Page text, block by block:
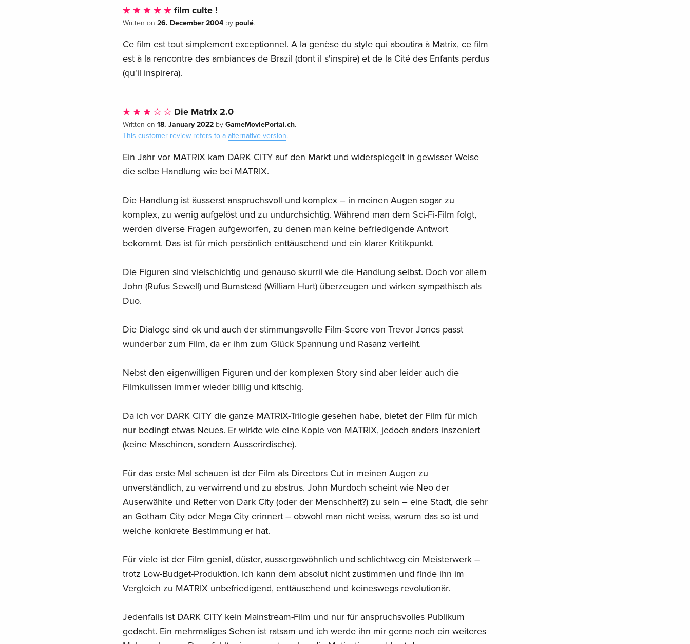
film culte !
Written on 26. December 2004by poulé.
Ce film est tout simplement exceptionnel. A la genèse du style qui aboutira à Matrix, ce film
est à la rencontre des ambiances de Brazil (dont il s'inspire) et de la Cité des Enfants perdus
(qu'il inspirera).
Die Matrix 2.0
Written on 18. January 2022by GameMoviePortal.ch.
This customer review refers to a alternative version.
Ein Jahr vor MATRIX kam DARK CITY auf den Markt und widerspiegelt in gewisser Weise
die selbe Handlung wie bei MATRIX.
Die Handlung ist äusserst anspruchsvoll und komplex – in meinen Augen sogar zu
komplex, zu wenig aufgelöst und zu undurchsichtig. Während man dem Sci-Fi-Film folgt,
werden diverse Fragen aufgeworfen, zu denen man keine befriedigende Antwort
bekommt. Das ist für mich persönlich enttäuschend und ein klarer Kritikpunkt.
Die Figuren sind vielschichtig und genauso skurril wie die Handlung selbst. Doch vor allem
John (Rufus Sewell) und Bumstead (William Hurt) überzeugen und wirken sympathisch als
Duo.
Die Dialoge sind ok und auch der stimmungsvolle Film-Score von Trevor Jones passt
wunderbar zum Film, da er ihm zum Glück Spannung und Rasanz verleiht.
Nebst den eigenwilligen Figuren und der komplexen Story sind aber leider auch die
Filmkulissen immer wieder billig und kitschig.
Da ich vor DARK CITY die ganze MATRIX-Trilogie gesehen habe, bietet der Film für mich
nur bedingt etwas Neues. Er wirkte wie eine Kopie von MATRIX, jedoch anders inszeniert
(keine Maschinen, sondern Ausserirdische).
Für das erste Mal schauen ist der Film als Directors Cut in meinen Augen zu
unverständlich, zu verwirrend und zu abstrus. John Murdoch scheint wie Neo der
Auserwählte und Retter von Dark City (oder der Menschheit?) zu sein – eine Stadt, die sehr
an Gotham City oder Mega City erinnert – obwohl man nicht weiss, warum das so ist und
welche konkrete Bestimmung er hat.
Für viele ist der Film genial, düster, aussergewöhnlich und schlichtweg ein Meisterwerk –
trotz Low-Budget-Produktion. Ich kann dem absolut nicht zustimmen und finde ihn im
Vergleich zu MATRIX unbefriedigend, enttäuschend und keineswegs revolutionär.
Jedenfalls ist DARK CITY kein Mainstream-Film und nur für anspruchsvolles Publikum
gedacht. Ein mehrmaliges Sehen ist ratsam und ich werde ihn mir gerne noch ein weiteres